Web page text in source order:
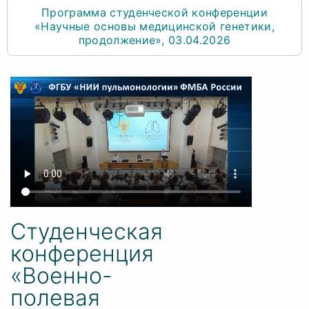
Программа студенческой конференции
«Научные основы медицинской генетики,
продолжение», 03.04.2026
Студенческая
конференция
«Военно-
полевая